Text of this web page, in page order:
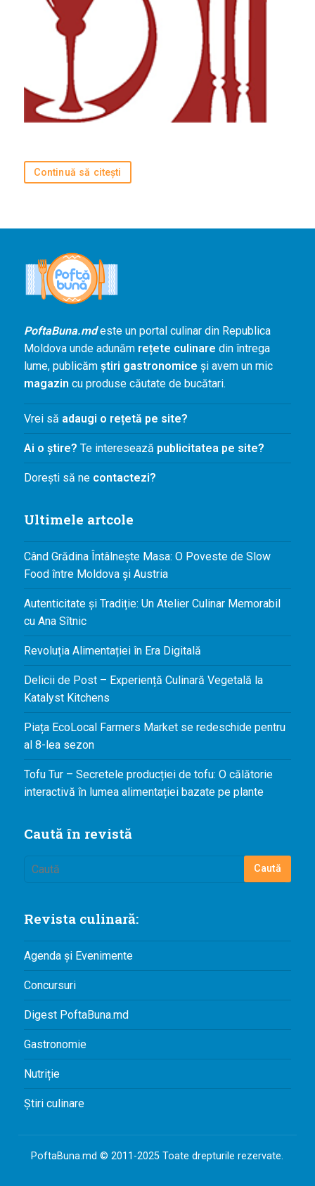
Digest
PoftaBuna.md
Nutriție
Continuă să citești
PoftaBuna.mdeste un portal culinar din Republica
Moldova unde adunăm rețete culinare din întrega
lume, publicăm știri gastronomice și avem un mic
magazin cu produse căutate de bucătari.
Vrei să adaugi o rețetă pe site?
Ai o știre? Te interesează publicitatea pe site?
Dorești să necontactezi?
Ultimele artcole
Când Grădina Întâlnește Masa: O Poveste de Slow
Food între Moldova și Austria
Autenticitate și Tradiție: Un Atelier Culinar Memorabil
cu Ana Sîtnic
Revoluția Alimentației în Era Digitală
Delicii de Post – Experiență Culinară Vegetală la
Katalyst Kitchens
Piața EcoLocal Farmers Market se redeschide pentru
al 8-lea sezon
Tofu Tur – Secretele producției de tofu: O călătorie
interactivă în lumea alimentației bazate pe plante
Caută în revistă
Revista culinară:
Agenda și Evenimente
Concursuri
Digest PoftaBuna.md
Gastronomie
Nutriție
Știri culinare
PoftaBuna.md © 2011-2025 Toate drepturile rezervate.